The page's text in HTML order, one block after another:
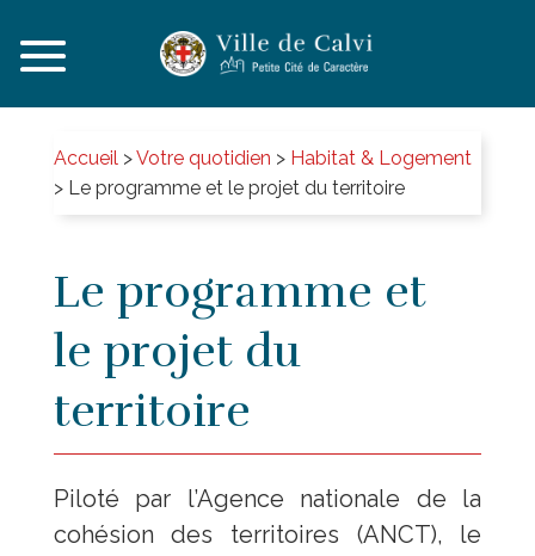
Accueil>Votre quotidien > Habitat & Logement
> Le programme et le projet du territoire
Le programme et
le projet du
territoire
Piloté par l’Agence nationale de la
cohésion des territoires (ANCT), le